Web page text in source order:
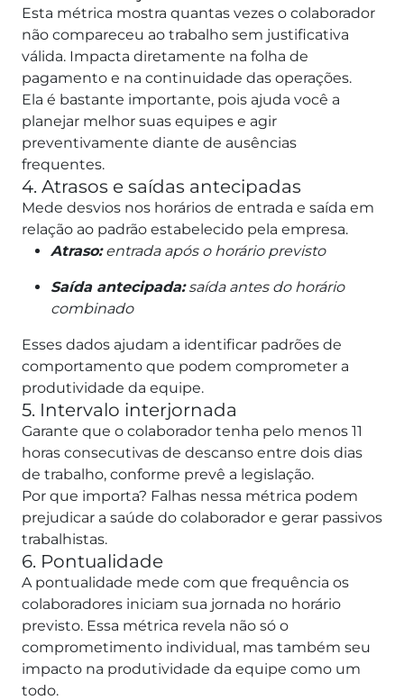
Esta métrica mostra quantas vezes o colaborador
não compareceu ao trabalho sem justificativa
válida. Impacta diretamente na folha de
pagamento e na continuidade das operações.
Ela é bastante importante, pois ajuda você a
planejar melhor suas equipes e agir
preventivamente diante de ausências
frequentes.
4. Atrasos e saídas antecipadas
Mede desvios nos horários de entrada e saída em
relação ao padrão estabelecido pela empresa.
Atraso:entrada após o horário previsto
Saída antecipada:saída antes do horário
combinado
Esses dados ajudam a identificar padrões de
comportamento que podem comprometer a
produtividade da equipe.
5. Intervalo interjornada
Garante que o colaborador tenha pelo menos 11
horas consecutivas de descanso entre dois dias
de trabalho, conforme prevê a legislação.
Por que importa? Falhas nessa métrica podem
prejudicar a saúde do colaborador e gerar passivos
trabalhistas.
6. Pontualidade
A pontualidade mede com que frequência os
colaboradores iniciam sua jornada no horário
previsto. Essa métrica revela não só o
comprometimento individual, mas também seu
impacto na produtividade da equipe como um
todo.